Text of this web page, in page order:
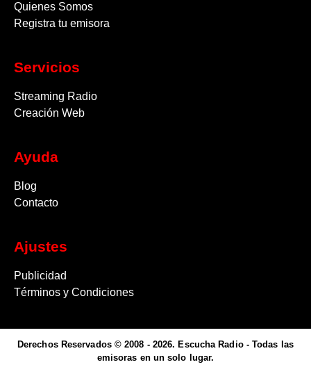
Quienes Somos
Registra tu emisora
Servicios
Streaming Radio
Creación Web
Ayuda
Blog
Contacto
Ajustes
Publicidad
Términos y Condiciones
Derechos Reservados © 2008 - 2026. Escucha Radio - Todas las
emisoras en un solo lugar.